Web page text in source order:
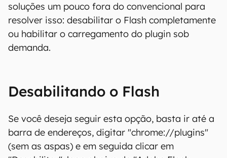
soluções um pouco fora do convencional para
resolver isso: desabilitar o Flash completamente
ou habilitar o carregamento do plugin sob
demanda.
Desabilitando o Flash
Se você deseja seguir esta opção, basta ir até a
barra de endereços, digitar "chrome://plugins"
(sem as aspas) e em seguida clicar em